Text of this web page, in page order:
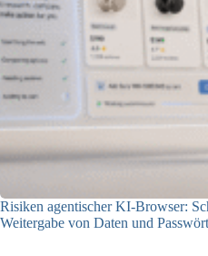
Risiken agentischer KI-Browser:
Weitergabe von Daten und